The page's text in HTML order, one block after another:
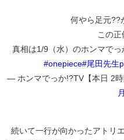
何やら足元??
この
真相は1/9（水）のホンマで
#onepiece#尾田先生
— ホンマでっか!?TV【本日 2
続いて一行が向かったアトリ